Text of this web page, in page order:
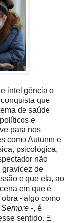
inteligência o
que
de saúde
e
para nos
como Autumn e
psicológica,
não
de
e que ela, ao
em que é
- algo como
-, é
sentido. E